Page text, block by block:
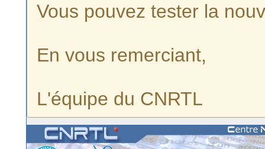
Vous pouvez tester la
En vous remerciant,
L'équipe du CNRTL